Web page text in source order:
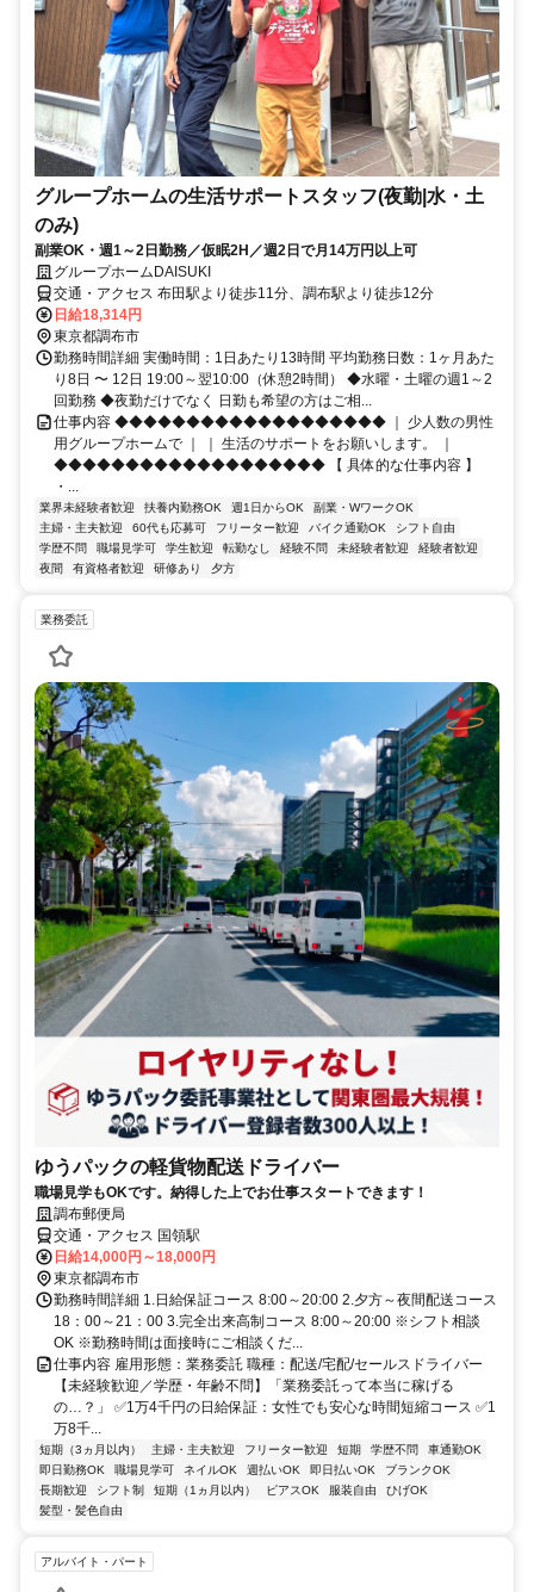
グループホームの生活サポートスタッフ(夜勤|水・土
のみ)
副業OK・週1～2日勤務／仮眠2H／週2日で月14万円以上可
グループホームDAISUKI
交通・アクセス 布田駅より徒歩11分、調布駅より徒歩12分
日給18,314円
東京都調布市
勤務時間詳細 実働時間：1日あたり13時間 平均勤務日数：1ヶ月あた
り8日 〜 12日 19:00～翌10:00（休憩2時間） ◆水曜・土曜の週1～2
回勤務 ◆夜勤だけでなく 日勤も希望の方はご相...
仕事内容 ◆◆◆◆◆◆◆◆◆◆◆◆◆◆◆◆◆◆◆ ｜ 少人数の男性
用グループホームで ｜ ｜ 生活のサポートをお願いします。 ｜
◆◆◆◆◆◆◆◆◆◆◆◆◆◆◆◆◆◆◆ 【 具体的な仕事内容 】
・...
業界未経験者歓迎 扶養内勤務OK 週1日からOK
副業・WワークOK
主婦・主夫歓迎
60代も応募可 フリーター歓迎 バイク通勤OK
シフト自由
学歴不問
職場見学可 学生歓迎 転勤なし 経験不問 未経験者歓迎
経験者歓迎
夜間
有資格者歓迎 研修あり 夕方
業務委託
ゆうパックの軽貨物配送ドライバー
職場見学もOKです。納得した上でお仕事スタートできます！
調布郵便局
交通・アクセス 国領駅
日給14,000円～18,000円
東京都調布市
勤務時間詳細 1.日給保証コース 8:00～20:00 2.夕方～夜間配送コース
18：00～21：00 3.完全出来高制コース 8:00～20:00 ※シフト相談
OK ※勤務時間は面接時にご相談くだ...
仕事内容 雇用形態：業務委託 職種：配送/宅配/セールスドライバー
【未経験歓迎／学歴・年齢不問】「業務委託って本当に稼げる
の…？」 ✅1万4千円の日給保証：女性でも安心な時間短縮コース ✅1
万8千...
短期（3ヵ月以内） 主婦・主夫歓迎 フリーター歓迎 短期 学歴不問
車通勤OK
即日勤務OK
職場見学可 ネイルOK 週払いOK 即日払いOK
ブランクOK
長期歓迎
シフト制 短期（1ヵ月以内） ピアスOK 服装自由
ひげOK
髪型・髪色自由
アルバイト・パート